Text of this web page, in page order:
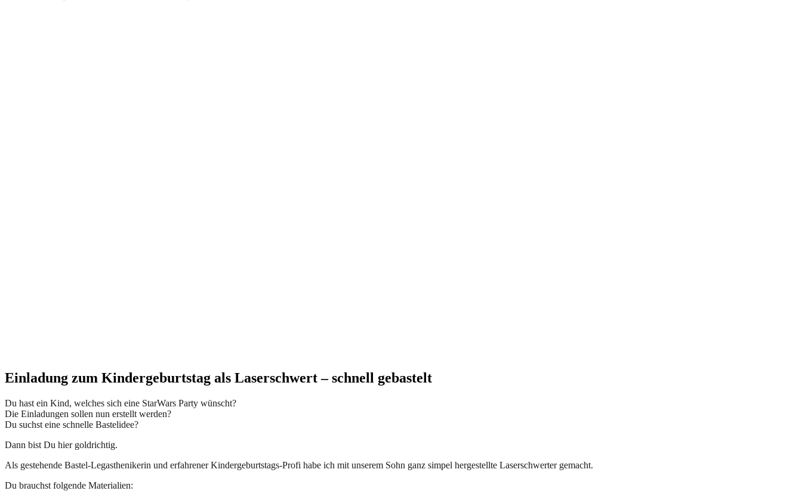
Einladung zum Kindergeburtstag als Laserschwert – schnell gebastelt
Du hast ein Kind, welches sich eine StarWars Party wünscht?
Die Einladungen sollen nun erstellt werden?
Du suchst eine schnelle Bastelidee?
Dann bist Du hier goldrichtig.
Als gestehende Bastel-Legasthenikerin und erfahrener Kindergeburtstags-Profi habe ich mit unserem Sohn ganz simpel hergestellte Laserschwerter gemacht.
Du brauchst folgende Materialien: